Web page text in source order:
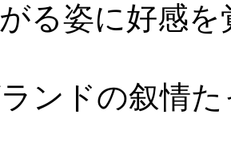
る姿に好感
ンドの叙情